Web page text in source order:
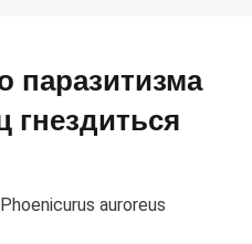
паразитизма
гнездиться